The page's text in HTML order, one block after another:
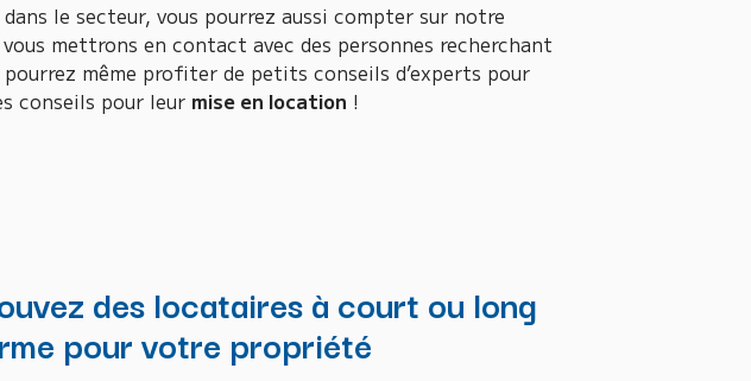
dans le secteur, vous pourrez aussi compter sur notre
mettrons en contact avec des personnes recherchant
même profiter de petits conseils d’experts pour
conseils pour leur mise en location !
des locataires à court ou long
pour votre propriété